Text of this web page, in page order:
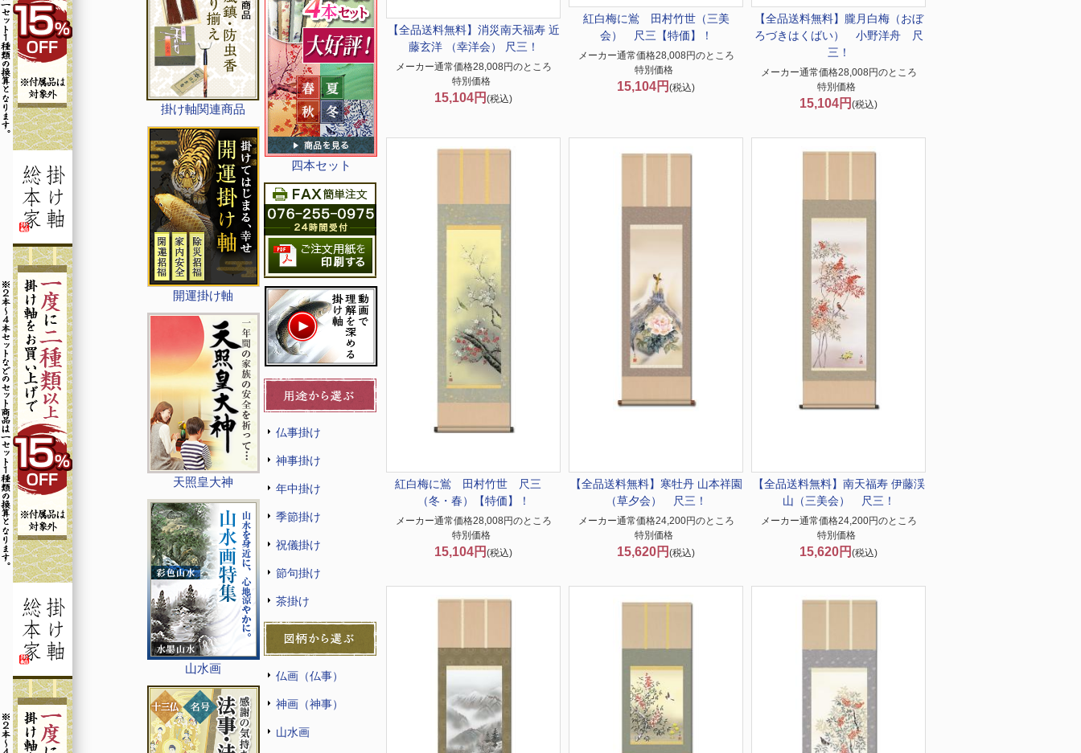
掛け軸関連商品
開運掛け軸
天照皇大神
山水画
四本セット
仏事掛け
神事掛け
年中掛け
季節掛け
祝儀掛け
節句掛け
茶掛け
仏画（仏事）
神画（神事）
山水画
【全品送料無料】 消災南天福寿 近
藤玄洋 （幸洋会） 尺三！
メーカー通常価格28,008円のところ
特別価格
15,104円 (税込)
紅白梅に鴬 田村竹世（三美
会） 尺三【特価】！
メーカー通常価格28,008円のところ
特別価格
15,104円 (税込)
【全品送料無料】 朧月白梅（おぼ
ろづきはくばい） 小野洋舟 尺
三！
メーカー通常価格28,008円のところ
特別価格
15,104円 (税込)
紅白梅に鴬 田村竹世 尺三
（冬・春）【特価】！
メーカー通常価格28,008円のところ
特別価格
15,104円 (税込)
【全品送料無料】 寒牡丹 山本祥園
（草夕会） 尺三！
メーカー通常価格24,200円のところ
特別価格
15,620円 (税込)
【全品送料無料】 南天福寿 伊藤渓
山（三美会） 尺三！
メーカー通常価格24,200円のところ
特別価格
15,620円 (税込)